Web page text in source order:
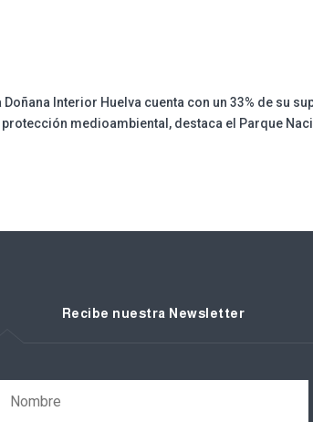
Interior Huelva cuenta con un 33% de su
medioambiental, destaca el Parque
Recibe nuestra Newsletter